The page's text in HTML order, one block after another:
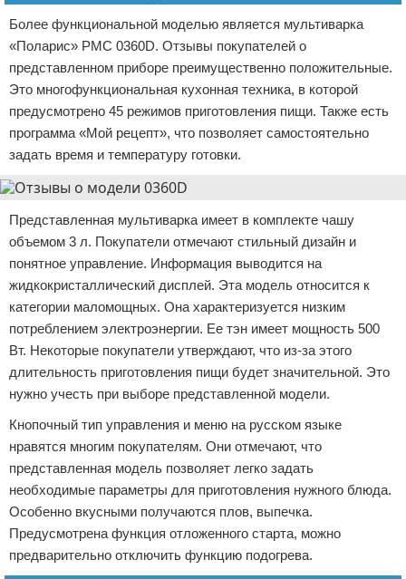
Более функциональной моделью является мультиварка
«Поларис» РМС 0360D. Отзывы покупателей о
представленном приборе преимущественно положительные.
Это многофункциональная кухонная техника, в которой
предусмотрено 45 режимов приготовления пищи. Также есть
программа «Мой рецепт», что позволяет самостоятельно
задать время и температуру готовки.
Представленная мультиварка имеет в комплекте чашу
объемом 3 л. Покупатели отмечают стильный дизайн и
понятное управление. Информация выводится на
жидкокристаллический дисплей. Эта модель относится к
категории маломощных. Она характеризуется низким
потреблением электроэнергии. Ее тэн имеет мощность 500
Вт. Некоторые покупатели утверждают, что из-за этого
длительность приготовления пищи будет значительной. Это
нужно учесть при выборе представленной модели.
Кнопочный тип управления и меню на русском языке
нравятся многим покупателям. Они отмечают, что
представленная модель позволяет легко задать
необходимые параметры для приготовления нужного блюда.
Особенно вкусными получаются плов, выпечка.
Предусмотрена функция отложенного старта, можно
предварительно отключить функцию подогрева.